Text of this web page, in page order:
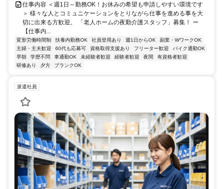
仕事内容 ＜週1日～勤務OK！お休みの希望も申請しやすい環境です
＞ 様々な人とコミュニケーションをとりながら仕事を進める事を大
切に出来る方歓迎。 「老人ホームの夜勤介護スタッフ」募集！ ー
【仕事内...
変形労働時間制 扶養内勤務OK 社員登用あり 週1日からOK
副業・WワークOK
主婦・主夫歓迎
60代も応募可 資格取得支援あり フリーター歓迎
バイク通勤OK
早朝
学歴不問 車通勤OK 未経験者歓迎 経験者歓迎 夜間
有資格者歓迎
研修あり
夕方 ブランクOK
派遣社員